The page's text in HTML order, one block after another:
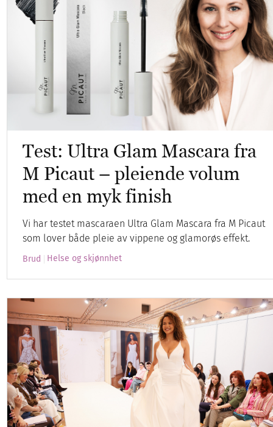
Test: Ultra Glam Mascara fra
M Picaut – pleiende volum
med en myk finish
Vi har testet mascaraen Ultra Glam Mascara fra M Picaut
som lover både pleie av vippene og glamorøs effekt.
Brud Helse og skjønnhet